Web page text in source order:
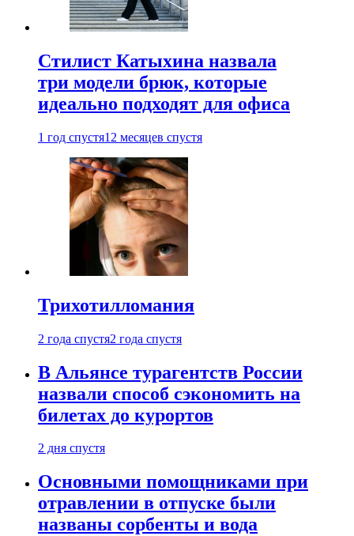
Стилист Катыхина назвала
три модели брюк, которые
идеально подходят для офиса
1 год спустя12 месяцев спустя
Трихотилломания
2 года спустя2 года спустя
В Альянсе турагентств России
назвали способ сэкономить на
билетах до курортов
2 дня спустя
Основными помощниками при
отравлении в отпуске были
названы сорбенты и вода